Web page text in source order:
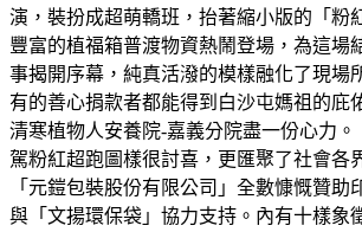
演，裝扮成超萌轎班，抬著縮小版的「粉
豐富的植福箱普渡物資熱鬧登場，為這場
事揭開序幕，純真活潑的模樣融化了現場
有的善心捐款者都能得到白沙屯媽祖的庇
清寒植物人安養院-嘉義分院盡一份心力。
駕粉紅超跑圖樣很討喜，更匯聚了社會各
「元鎧包裝股份有限公司」全數慷慨贊助
與「文揚環保袋」協力支持。內有十樣象